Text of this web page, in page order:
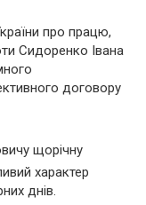
про працю,
Сидоренко Івана
договору
щорічну
характер
днів.